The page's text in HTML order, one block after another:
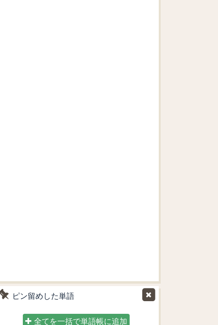
ピン留めした単語
全てを一括で単語帳に追加